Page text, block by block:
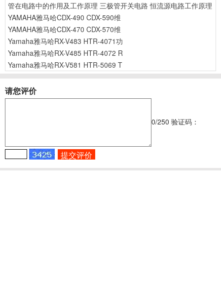
管在电路中的作用及工作原理 三极管开关电路 恒流源电路工作原理
YAMAHA雅马哈CDX-490 CDX-590维
YAMAHA雅马哈CDX-470 CDX-570维
Yamaha雅马哈RX-V483 HTR-4071功
Yamaha雅马哈RX-V485 HTR-4072 R
Yamaha雅马哈RX-V581 HTR-5069 T
请您评价
0/250 验证码：